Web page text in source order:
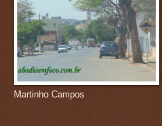
Martinho Campos